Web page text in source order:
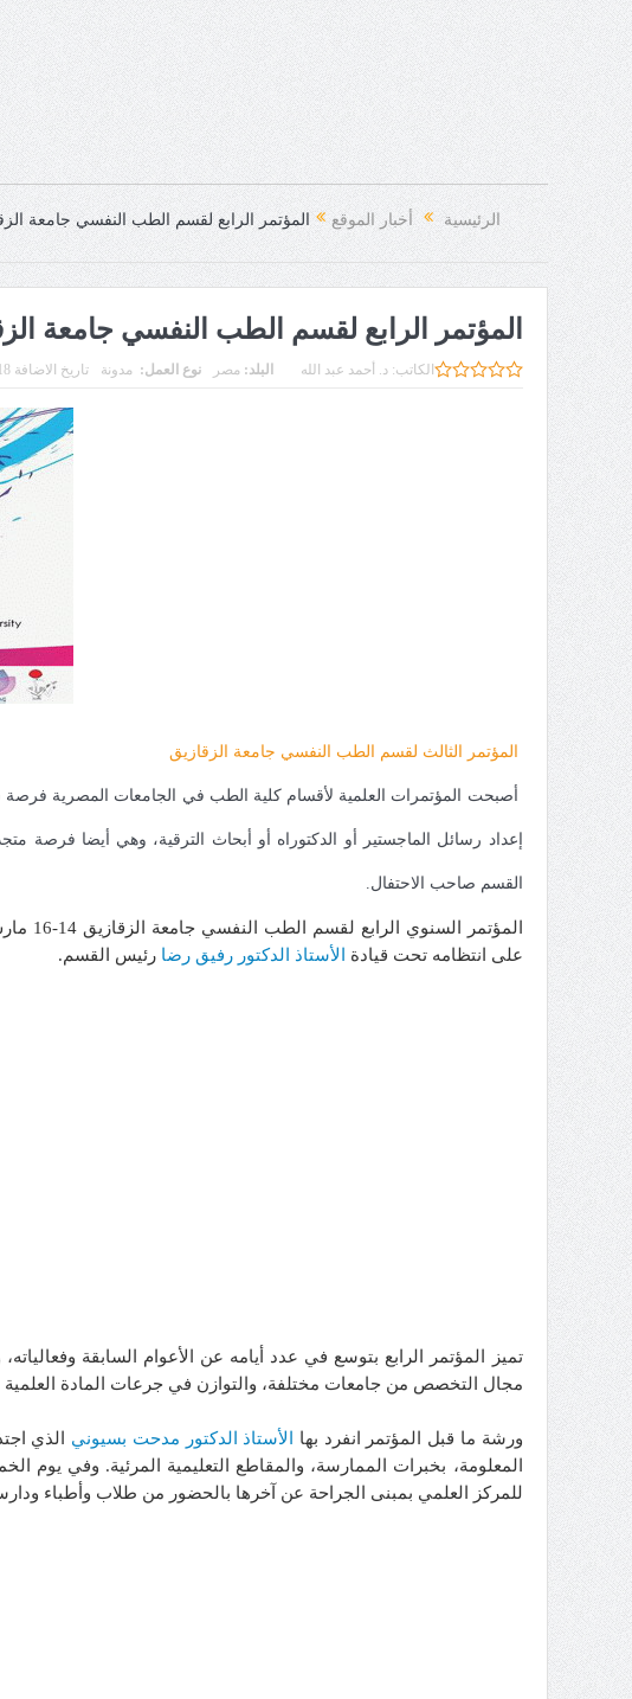
الرئيسية أخبار الموقع المؤتمر الرابع لقسم الطب النفسي جامعة
المؤتمر الرابع لقسم الطب النفسي جامعة
الكاتب:د. أحمد عبد الله البلد: مصر نوع العمل:مدونة تاريخ الاضافة 5/29/2018 3:17:49 PM
المؤتمر الثالث لقسم الطب النفسي جامعة الزقازيق
أصبحت المؤتمرات العلمية لأقسام كلية الطب في الجامعات المصرية فرصة
إعداد رسائل الماجستير أو الدكتوراه أو أبحاث الترقية، وهي أيضا
القسم صاحب الاحتفال.
على انتظامه تحت قيادة
الأستاذ الدكتور رفيق رضا رئيس القسم.
تميز المؤتمر الرابع بتوسع في عدد أيامه عن الأعوام السابقة
مجال التخصص من جامعات مختلفة، والتوازن في جرعات المادة العلمية
ورشة ما قبل المؤتمر انفرد بها الأستاذ الدكتور مدحت بسيوني الذي
المعلومة، بخبرات الممارسة، والمقاطع التعليمية المرئية. وفي يوم
للمركز العلمي بمبنى الجراحة عن آخرها بالحضور من طلاب وأطباء